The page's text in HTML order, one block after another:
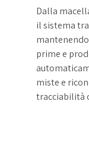
Dalla
il sistema
prime e
miste e
tracciabilità